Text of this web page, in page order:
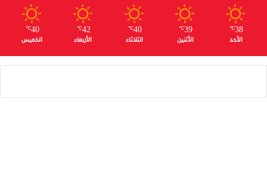
38
℃
الأحد
39
℃
الأثنين
40
℃
الثلاثاء
42
℃
الأربعاء
40
℃
الخميس